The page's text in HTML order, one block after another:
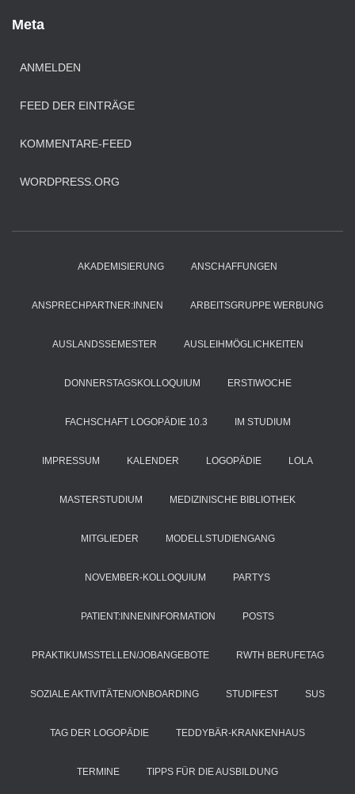
Meta
ANMELDEN
FEED DER EINTRÄGE
KOMMENTARE-FEED
WORDPRESS.ORG
AKADEMISIERUNG ANSCHAFFUNGEN
ANSPRECHPARTNER:INNEN ARBEITSGRUPPE WERBUNG
AUSLANDSSEMESTER AUSLEIHMÖGLICHKEITEN
DONNERSTAGSKOLLOQUIUM ERSTIWOCHE
FACHSCHAFT LOGOPÄDIE 10.3 IM STUDIUM
IMPRESSUM KALENDER LOGOPÄDIE LOLA
MASTERSTUDIUM MEDIZINISCHE BIBLIOTHEK
MITGLIEDER MODELLSTUDIENGANG
NOVEMBER-KOLLOQUIUM PARTYS
PATIENT:INNENINFORMATION POSTS
PRAKTIKUMSSTELLEN/JOBANGEBOTE RWTH BERUFETAG
SOZIALE AKTIVITÄTEN/ONBOARDING STUDIFEST SUS
TAG DER LOGOPÄDIE TEDDYBÄR-KRANKENHAUS
TERMINE TIPPS FÜR DIE AUSBILDUNG